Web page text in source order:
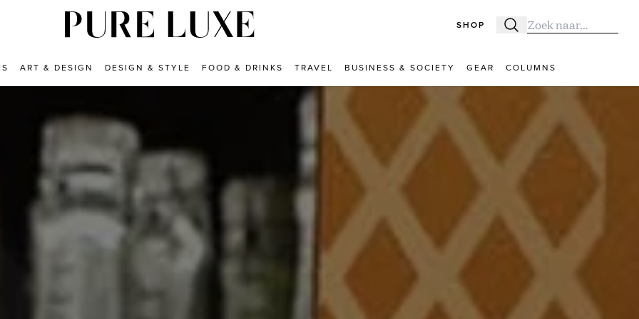
SHOP Zoeken
Zoek naar:
ART & DESIGN DESIGN & STYLE FOOD & DRINKS TRAVEL BUSINESS & SOCIETY GEAR COLUMNS